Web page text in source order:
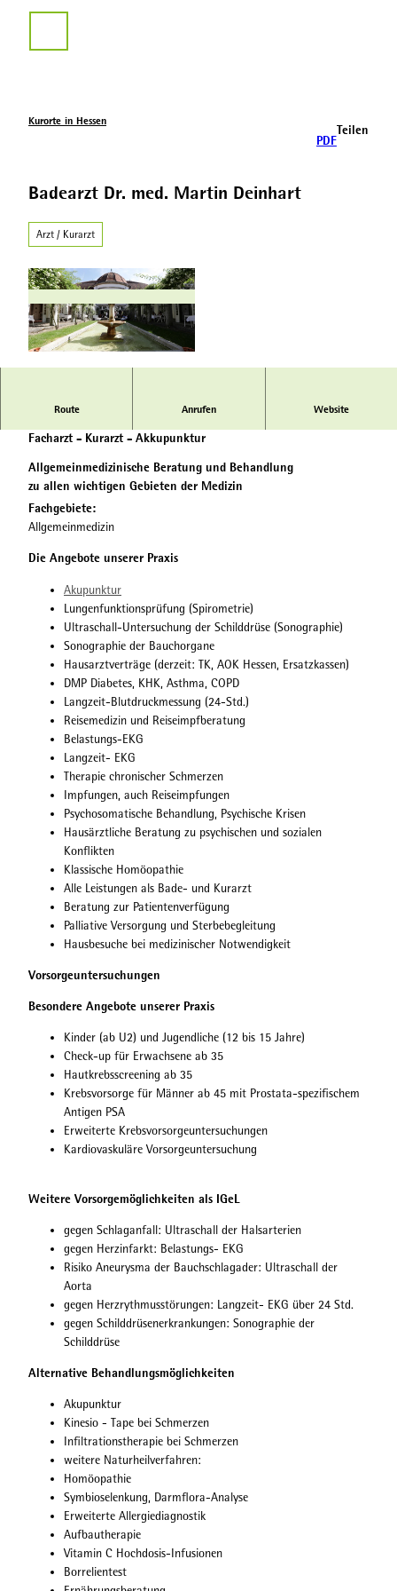
Kurorte in Hessen
PDF
Teilen
Badearzt Dr. med. Martin Deinhart
Arzt / Kurarzt
CC-BY-SA
Route Anrufen Website
Praxis für Allgemeinmedizin
Facharzt - Kurarzt - Akkupunktur
Allgemeinmedizinische Beratung und Behandlung
zu allen wichtigen Gebieten der Medizin
Fachgebiete:
Allgemeinmedizin
Die Angebote unserer Praxis
Akupunktur
Lungenfunktionsprüfung (Spirometrie)
Ultraschall-Untersuchung der Schilddrüse (Sonographie)
Sonographie der Bauchorgane
Hausarztverträge (derzeit: TK, AOK Hessen, Ersatzkassen)
DMP Diabetes, KHK, Asthma, COPD
Langzeit-Blutdruckmessung (24-Std.)
Reisemedizin und Reiseimpfberatung
Belastungs-EKG
Langzeit- EKG
Therapie chronischer Schmerzen
Impfungen, auch Reiseimpfungen
Psychosomatische Behandlung, Psychische Krisen
Hausärztliche Beratung zu psychischen und sozialen
Konflikten
Klassische Homöopathie
Alle Leistungen als Bade- und Kurarzt
Beratung zur Patientenverfügung
Palliative Versorgung und Sterbebegleitung
Hausbesuche bei medizinischer Notwendigkeit
Vorsorgeuntersuchungen
Besondere Angebote unserer Praxis
Kinder (ab U2) und Jugendliche (12 bis 15 Jahre)
Check-up für Erwachsene ab 35
Hautkrebsscreening ab 35
Krebsvorsorge für Männer ab 45 mit Prostata-spezifischem
Antigen PSA
Erweiterte Krebsvorsorgeuntersuchungen
Kardiovaskuläre Vorsorgeuntersuchung
Weitere Vorsorgemöglichkeiten als IGeL
gegen Schlaganfall: Ultraschall der Halsarterien
gegen Herzinfarkt: Belastungs- EKG
Risiko Aneurysma der Bauchschlagader: Ultraschall der
Aorta
gegen Herzrythmusstörungen: Langzeit- EKG über 24 Std.
gegen Schilddrüsenerkrankungen: Sonographie der
Schilddrüse
Alternative Behandlungsmöglichkeiten
Akupunktur
Kinesio - Tape bei Schmerzen
Infiltrationstherapie bei Schmerzen
weitere Naturheilverfahren:
Homöopathie
Symbioselenkung, Darmflora-Analyse
Erweiterte Allergiediagnostik
Aufbautherapie
Vitamin C Hochdosis-Infusionen
Borrelientest